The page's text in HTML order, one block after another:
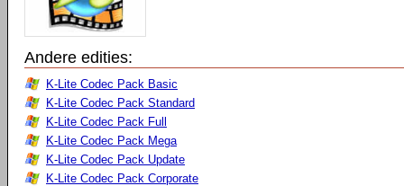
Andere edities:
K-Lite Codec Pack Basic
K-Lite Codec Pack Standard
K-Lite Codec Pack Full
K-Lite Codec Pack Mega
K-Lite Codec Pack Update
K-Lite Codec Pack Corporate